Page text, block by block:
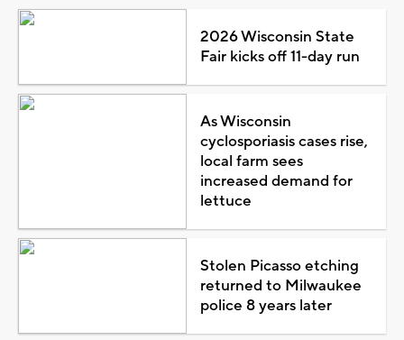
2026 Wisconsin State
Fair kicks off 11-day run
As Wisconsin
cyclosporiasis cases rise,
local farm sees
increased demand for
lettuce
Stolen Picasso etching
returned to Milwaukee
police 8 years later